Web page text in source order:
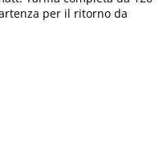
per il ritorno da